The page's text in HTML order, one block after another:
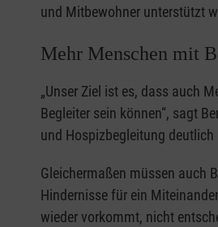
und Mitbewohner unterstützt
Mehr Menschen mit
„Unser Ziel ist es, dass auch
Begleiter sein können“, sagt
und Hospizbegleitung
Gleichermaßen müssen auch
Hindernisse für ein
wieder vorkommt, nicht